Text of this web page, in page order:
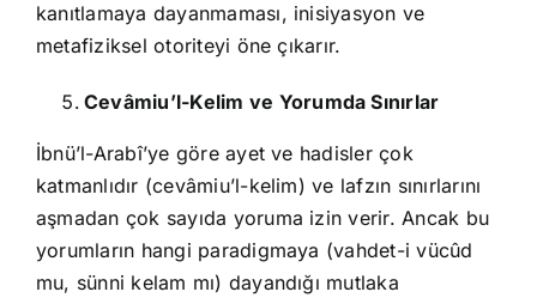
kanıtlamaya dayanmaması, inisiyasyon ve
metafiziksel otoriteyi öne çıkarır.
Cevâmiu’l-Kelim ve Yorumda Sınırlar
İbnü’l-Arabî’ye göre ayet ve hadisler çok
katmanlıdır (cevâmiu’l-kelim) ve lafzın sınırlarını
aşmadan çok sayıda yoruma izin verir. Ancak bu
yorumların hangi paradigmaya (vahdet-i vücûd
mu, sünni kelam mı) dayandığı mutlaka